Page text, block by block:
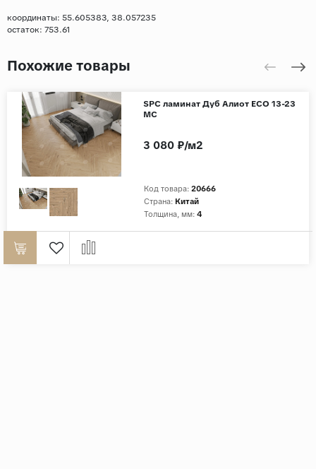
координаты: 55.605383, 38.057235
остаток: 753.61
Похожие товары
SPC ламинат Дуб Алиот ЕСО 13-23
МС
Код товара: 20666
Страна: Китай
Толщина, мм: 4
3 080 ₽/м2